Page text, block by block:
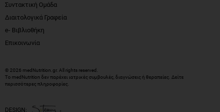
Συντακτική Ομάδα
Διαιτολογικά Γραφεία
e- Βιβλιοθήκη
Επικοινωνία
© 2026 medNutrition.gr. All rights reserved.
Το medNutrition δεν παρέχει ιατρικές συμβουλές, διαγνώσεις ή θεραπείες. Δείτε
περισσότερες πληροφορίες
DESIGN: